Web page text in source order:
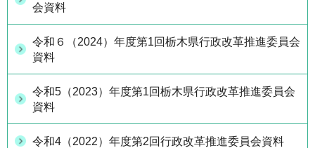
会資料
令和６（2024）年度第1回栃木県行政改革推進委員会
資料
令和5（2023）年度第1回栃木県行政改革推進委員会
資料
令和4（2022）年度第2回行政改革推進委員会資料